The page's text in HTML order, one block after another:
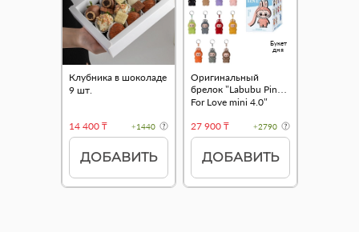
Клубника в шоколаде
9 шт.
14 400 ₸ +1440
ДОБАВИТЬ
Букет
дня
Оригинальный
брелок "Labubu Pin
For Love mini 4.0"
27 900 ₸
+2790
ДОБАВИТЬ